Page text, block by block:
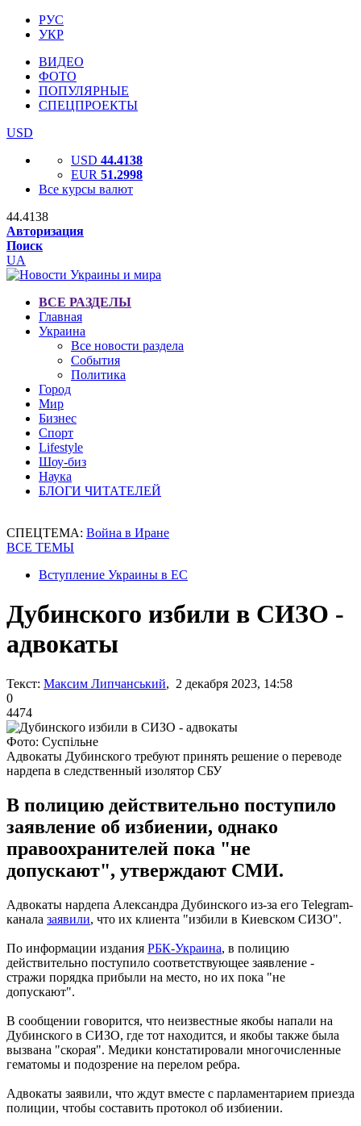
РУС
УКР
ВИДЕО
ФОТО
ПОПУЛЯРНЫЕ
СПЕЦПРОЕКТЫ
USD
USD 44.4138
EUR 51.2998
Все курсы валют
44.4138
Авторизация
Поиск
UA
ВСЕ РАЗДЕЛЫ
Главная
Украина
Все новости раздела
События
Политика
Город
Мир
Бизнес
Спорт
Lifestyle
Шоу-биз
Наука
БЛОГИ ЧИТАТЕЛЕЙ
СПЕЦТЕМА: Война в Иране
ВСЕ ТЕМЫ
Вступление Украины в ЕС
Дубинского избили в СИЗО -
адвокаты
Текст: Максим Липчанський, 2 декабря 2023, 14:58
0
4474
Фото: Суспільне
Адвокаты Дубинского требуют принять решение о переводе
нардепа в следственный изолятор СБУ
В полицию действительно поступило
заявление об избиении, однако
правоохранителей пока "не
допускают", утверждают СМИ.
Адвокаты нардепа Александра Дубинского из-за его Telegram-
канала заявили, что их клиента "избили в Киевском СИЗО".
По информации издания РБК-Украина, в полицию
действительно поступило соответствующее заявление -
стражи порядка прибыли на место, но их пока "не
допускают".
В сообщении говорится, что неизвестные якобы напали на
Дубинского в СИЗО, где тот находится, и якобы также была
вызвана "скорая". Медики констатировали многочисленные
гематомы и подозрение на перелом ребра.
Адвокаты заявили, что ждут вместе с парламентарием приезда
полиции, чтобы составить протокол об избиении.